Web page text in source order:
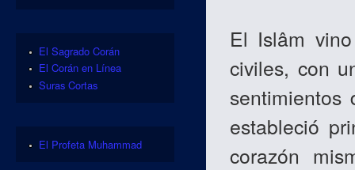
El Islâm
civiles, con
sentimientos
estableció
corazón
El Sagrado Corán
El Corán en Línea
Suras Cortas
El Profeta Muhammad